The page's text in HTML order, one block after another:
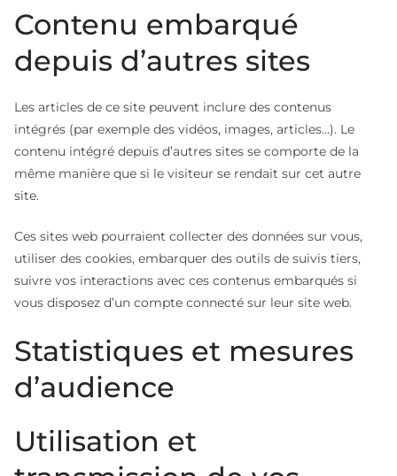
Contenu embarqué
depuis d’autres sites
Les articles de ce site peuvent inclure des contenus
intégrés (par exemple des vidéos, images, articles…). Le
contenu intégré depuis d’autres sites se comporte de la
même manière que si le visiteur se rendait sur cet autre
site.
Ces sites web pourraient collecter des données sur vous,
utiliser des cookies, embarquer des outils de suivis tiers,
suivre vos interactions avec ces contenus embarqués si
vous disposez d’un compte connecté sur leur site web.
Statistiques et mesures
d’audience
Utilisation et